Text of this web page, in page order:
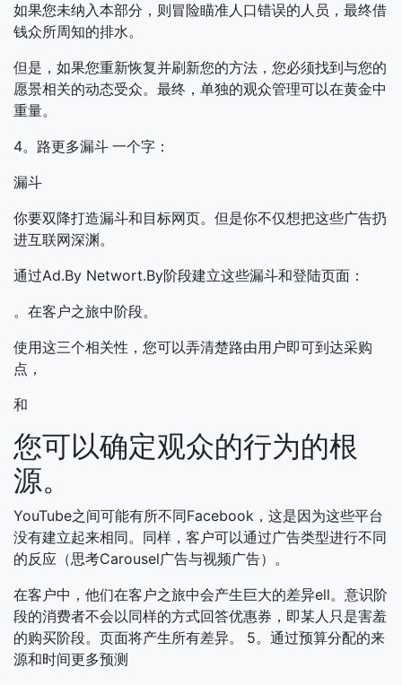
如果您未纳入本部分，则冒险瞄准人口错误的人员，最终借
钱众所周知的排水。
但是，如果您重新恢复并刷新您的方法，您必须找到与您的
愿景相关的动态受众。最终，单独的观众管理可以在黄金中
重量。
4。路更多漏斗 一个字：
漏斗
你要双降打造漏斗和目标网页。但是你不仅想把这些广告扔
进互联网深渊。
通过Ad.By Networt.By阶段建立这些漏斗和登陆页面：
。在客户之旅中阶段。
使用这三个相关性，您可以弄清楚路由用户即可到达采购
点，
和
您可以确定观众的行为的根
源。
YouTube之间可能有所不同Facebook，这是因为这些平台
没有建立起来相同。同样，客户可以通过广告类型进行不同
的反应（思考Carousel广告与视频广告）。
在客户中，他们在客户之旅中会产生巨大的差异ell。意识阶
段的消费者不会以同样的方式回答优惠券，即某人只是害羞
的购买阶段。页面将产生所有差异。
5。通过预算分配的来
源和时间更多预测